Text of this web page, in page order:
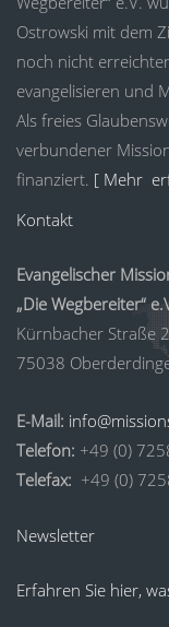
Ostrowski mit dem
noch nicht
evangelisieren und
Als freies
verbundener
finanziert. [ Mehr
Kontakt
Evangelischer
„Die Wegbereiter“
Kürnbacher Straße
75038
E-Mail:
Telefon: +49 (0)
Telefax: +49 (0)
Newsletter
Erfahren Sie hier,